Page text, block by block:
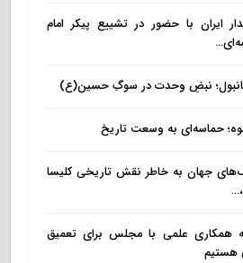
ایران با حضور در تشییع پیکر امام
نبضِ وحدت در سوگِ حسین(ع)
حماسه‌ای به وسعت تاریخ
جهان به خاطر نقش تاریخی کلیسا
همکاری علمی با مجلس برای تعمیق
هستیم